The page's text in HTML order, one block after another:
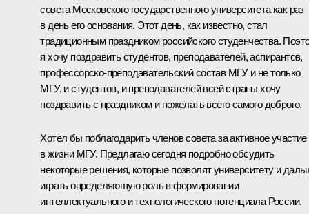
совета Московского государственного университета как раз
в день его основания. Этот день, как известно, стал
традиционным праздником российского студенчества.
я хочу поздравить студентов, преподавателей, аспирантов,
профессорско-преподавательский состав МГУ и не только
МГУ, и студентов, и преподавателей всей страны хочу
поздравить с праздником и пожелать всего самого доброго.
Хотел бы поблагодарить членов совета за активное участие
в жизни МГУ. Предлагаю сегодня подробно обсудить
некоторые решения, которые позволят университету и
играть определяющую роль в формировании
интеллектуального и технологического потенциала России.